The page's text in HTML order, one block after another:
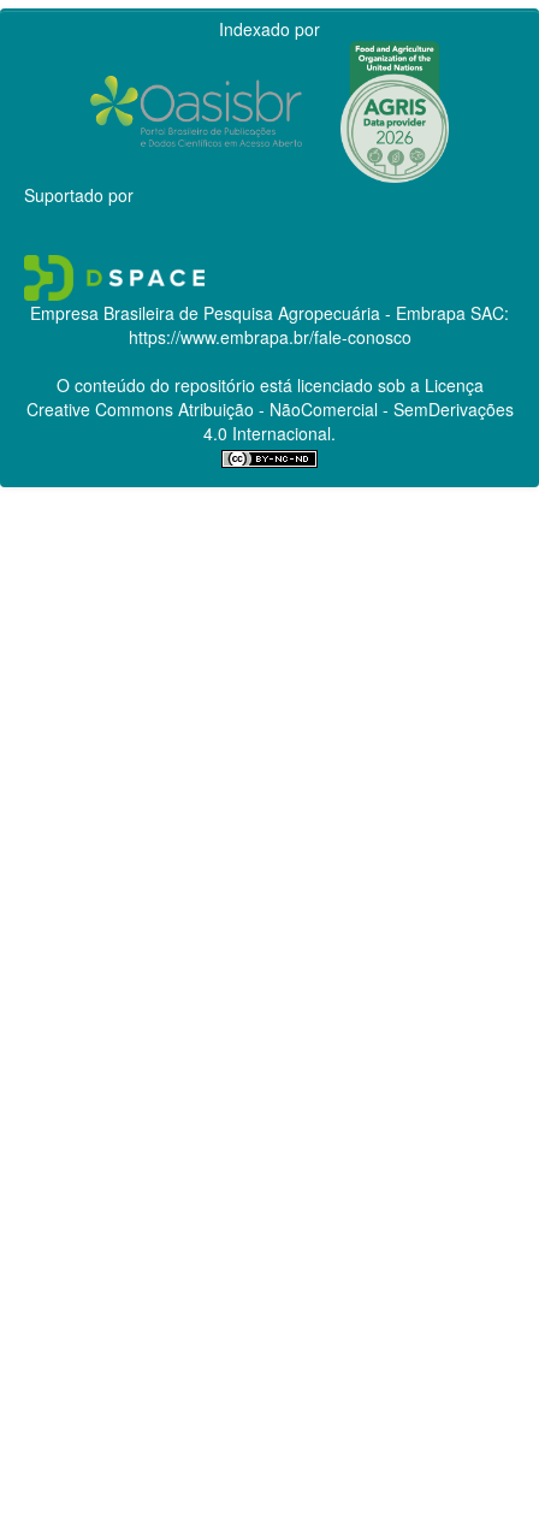
Indexado por
Suportado por
Empresa Brasileira de Pesquisa Agropecuária - Embrapa SAC:
https://www.embrapa.br/fale-conosco
O conteúdo do repositório está licenciado sob a Licença
Creative CommonsAtribuição - NãoComercial - SemDerivações
4.0 Internacional.